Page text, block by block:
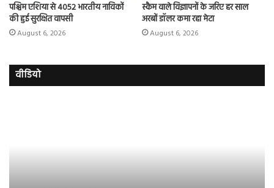
पश्चिम एशिया से 4052 भारतीय नाविकों
की हुई सुरक्षित वापसी
August 6, 2026
स्कैम वाले विज्ञापनों के जरिए हर साल
अरबों डॉलर कमा रहा मेटा
August 6, 2026
वीडियो